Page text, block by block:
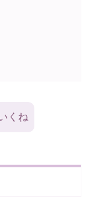
くね